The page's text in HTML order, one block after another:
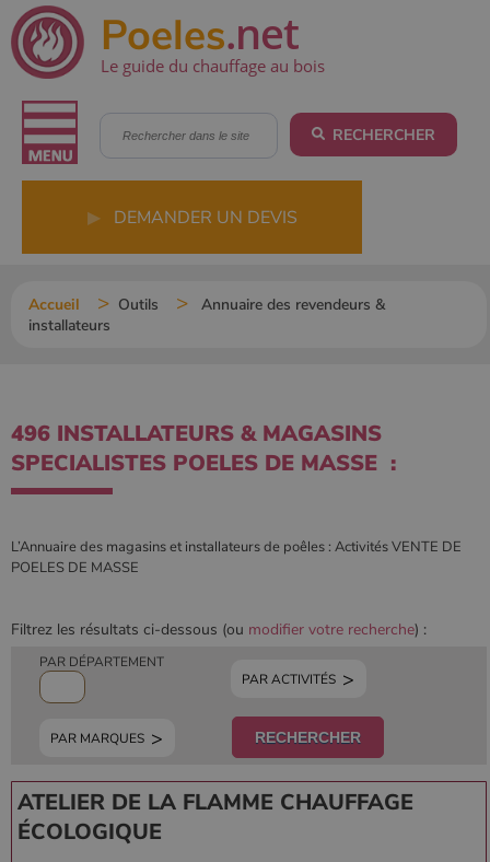
Poeles.net
Le guide du chauffage au bois
RECHERCHER
▶ DEMANDER UN DEVIS
Accueil Outils
Annuaire des revendeurs &
installateurs
496 INSTALLATEURS & MAGASINS
SPECIALISTES POELES DE MASSE :
L’Annuaire des magasins et installateurs de poêles : Activités VENTE DE
POELES DE MASSE
Filtrez les résultats ci-dessous (ou modifier votre recherche) :
PAR DÉPARTEMENT
PAR ACTIVITÉS
PAR MARQUES
ATELIER DE LA FLAMME CHAUFFAGE
ÉCOLOGIQUE